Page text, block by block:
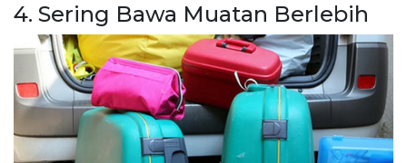
4. Sering Bawa Muatan Berlebih